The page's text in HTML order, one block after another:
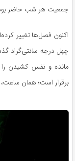
جمعیت هر شب حاضر
اکنون فصل‌ها تغییر
چهل درجه سانتی‌گراد
مانده و نفس کشیدن را
برقرار است؛ همان